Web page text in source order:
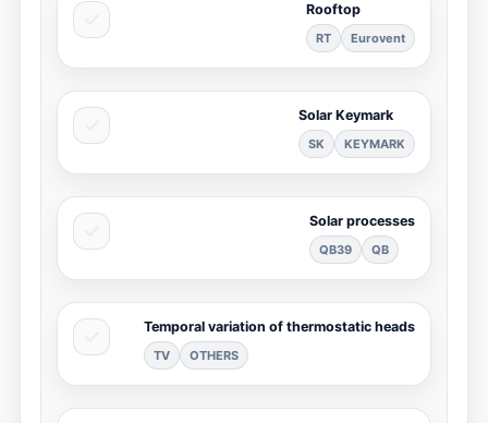
Rooftop
Eurovent
RT
Solar Keymark
KEYMARK
SK
Solar processes
QB39
Temporal variation of thermostatic heads
OTHERS
TV